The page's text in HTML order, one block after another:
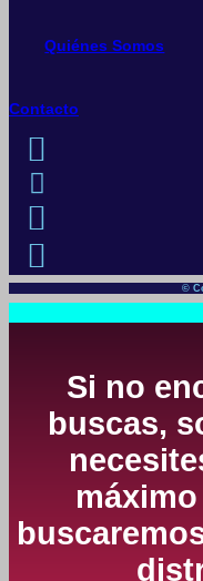
Quiénes Somos
Contacto
©
Si no
buscas,